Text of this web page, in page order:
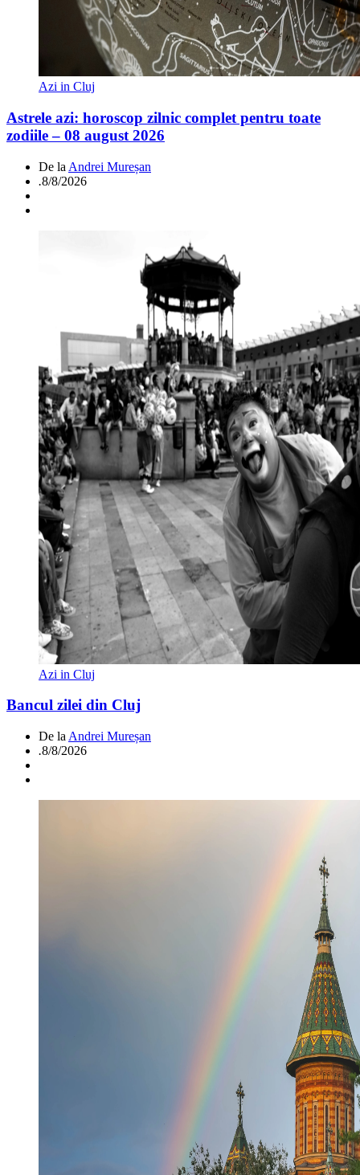
Azi in Cluj
Astrele azi: horoscop zilnic complet pentru toate
zodiile – 08 august 2026
De la Andrei Mureșan
.8/8/2026
Azi in Cluj
Bancul zilei din Cluj
De la Andrei Mureșan
.8/8/2026